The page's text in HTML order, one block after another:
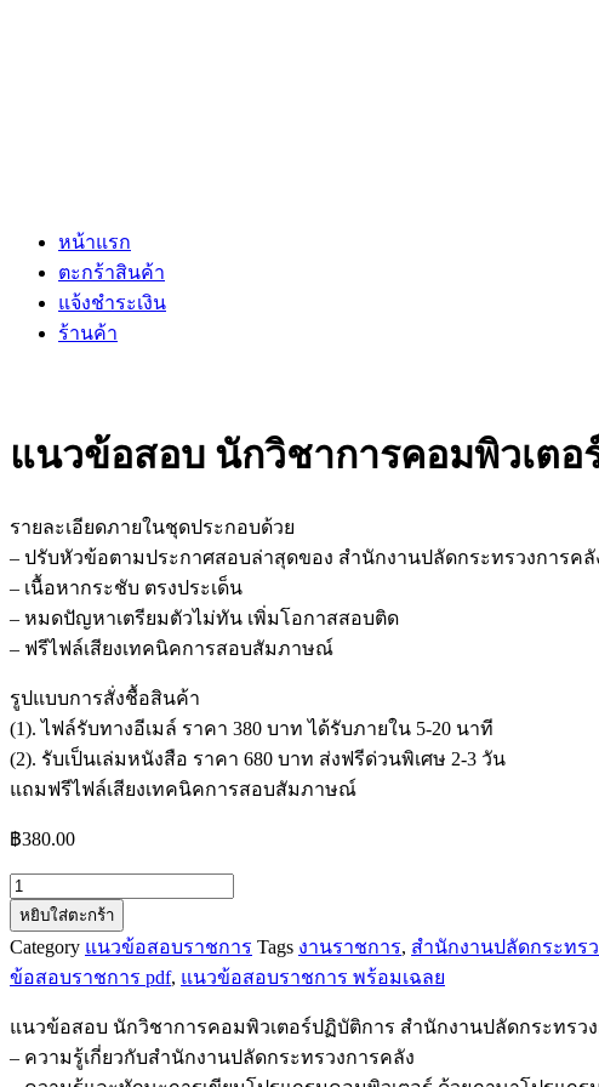
หน้าแรก
ตะกร้าสินค้า
แจ้งชำระเงิน
ร้านค้า
แนวข้อสอบ นักวิชาการคอมพิวเตอ
รายละเอียดภายในชุดประกอบด้วย
– ปรับหัวข้อตามประกาศสอบล่าสุดของ สำนักงานปลัดกระทรวงการคลั
– เนื้อหากระชับ ตรงประเด็น
– หมดปัญหาเตรียมตัวไม่ทัน เพิ่มโอกาสสอบติด
– ฟรีไฟล์เสียงเทคนิคการสอบสัมภาษณ์
รูปแบบการสั่งชื้อสินค้า
(1). ไฟล์รับทางอีเมล์ ราคา 380 บาท ได้รับภายใน 5-20 นาที
(2). รับเป็นเล่มหนังสือ ราคา 680 บาท ส่งฟรีด่วนพิเศษ 2-3 วัน
แถมฟรีไฟล์เสียงเทคนิคการสอบสัมภาษณ์
฿380.00
จำนวน
แนว
ข้อสอบ
นัก
คอมพิวเตอร์
ปฏิบัติ
หยิบใส่ตะกร้า
Category แนวข้อสอบราชการ Tags งานราชการ, สำนักงานปลัดกระทร
ข้อสอบราชการ pdf, แนวข้อสอบราชการ พร้อมเฉลย
แนวข้อสอบ นักวิชาการคอมพิวเตอร์ปฏิบัติการ สำนักงานปลัดกระทรว
– ความรู้เกี่ยวกับสำนักงานปลัดกระทรวงการคลัง